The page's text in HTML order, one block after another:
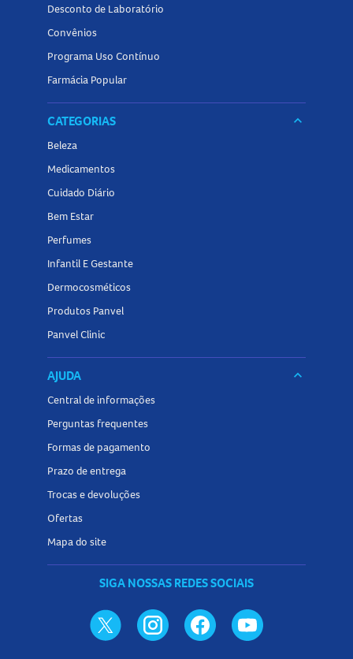
Desconto de Laboratório
Convênios
Programa Uso Contínuo
Farmácia Popular
CATEGORIAS keyboard_arrow_down
Beleza
Medicamentos
Cuidado Diário
Bem Estar
Perfumes
Infantil E Gestante
Dermocosméticos
Produtos Panvel
Panvel Clinic
AJUDA keyboard_arrow_down
Central de informações
Perguntas frequentes
Formas de pagamento
Prazo de entrega
Trocas e devoluções
Ofertas
Mapa do site
SIGA NOSSAS REDES SOCIAIS